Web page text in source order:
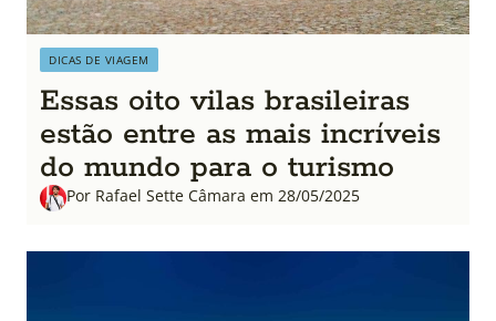
DICAS DE VIAGEM
Essas oito vilas brasileiras
estão entre as mais incríveis
do mundo para o turismo
Por Rafael Sette Câmara em 28/05/2025